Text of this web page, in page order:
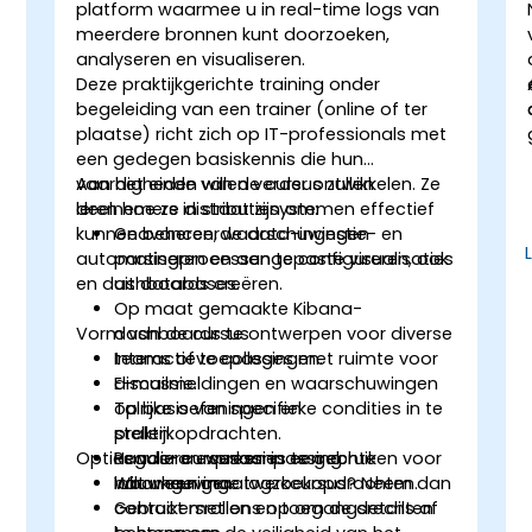
platform waarmee u in real-time logs van
meerdere bronnen kunt doorzoeken,
analyseren en visualiseren.
Deze praktijkgerichte training onder
begeleiding van een trainer (online of ter
plaatse) richt zich op IT-professionals met
een gedegen basiskennis die hun
vaardigheden willen verder ontwikkelen. Ze
leren hoe ze distributiesystemen effectief
kunnen beheren, waarschuwingen
automatiseren en aangepaste visualisaties
en dashboards creëren.
Aan het einde van de cursus zullen
deelnemers in staat zijn om:
Geavanceerde data-ingestie- en
parsingprocessen te configureren, ook
uit databases.
Op maat gemaakte Kibana-
dashboards te ontwerpen voor diverse
teams of toepassingen.
E-mailmeldingen en waarschuwingen
op basis van specifieke condities in te
stellen.
Reguliere expressies te gebruiken voor
nauwkeurigere logzoekopdrachten.
Gebruikersrollen en toegangsrechten
Vorm van de cursus
Interactieve colleges met ruimte voor
discussie.
Talrijke oefeningen en
praktijkopdrachten.
Hands-on werken in een echte
labomgeving.
Opties voor cursusaanpassing
Wilt u een maatwerkcursus? Neem dan
contact met ons op om de details af